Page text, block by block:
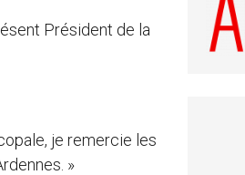
Président de la
je remercie les
»